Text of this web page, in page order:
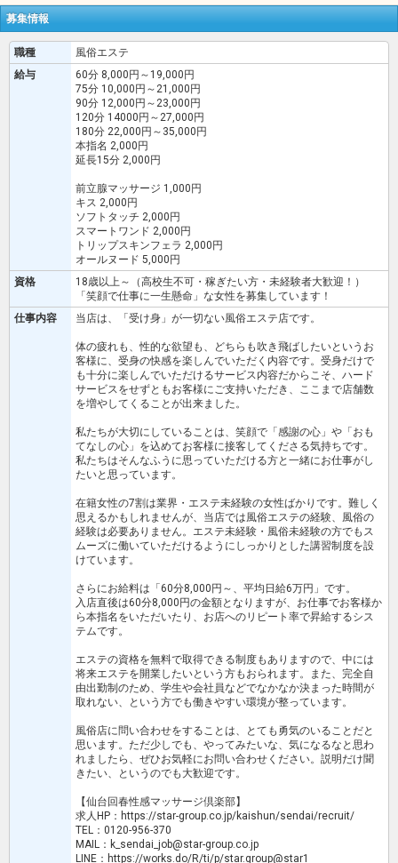
募集情報
職種
風俗エステ
給与
60分 8,000円～19,000円
75分 10,000円～21,000円
90分 12,000円～23,000円
120分 14000円～27,000円
180分 22,000円～35,000円
本指名 2,000円
延長15分 2,000円
前立腺マッサージ 1,000円
キス 2,000円
ソフトタッチ 2,000円
スマートワンド 2,000円
トリップスキンフェラ 2,000円
オールヌード 5,000円
資格
18歳以上～（高校生不可・稼ぎたい方・未経験者大歓迎！）
「笑顔で仕事に⼀⽣懸命」な⼥性を募集しています！
仕事内容
当店は、「受け身」が一切ない風俗エステ店です。
体の疲れも、性的な欲望も、どちらも吹き⾶ばしたいというお
客様に、受身の快感を楽しんでいただく内容です。受身だけで
も⼗分に楽しんでいただけるサービス内容だからこそ、ハード
サービスをせずともお客様にご支持いただき、ここまで店舗数
を増やしてくることが出来ました。
私たちが大切にしていることは、笑顔で「感謝の心」や「おも
てなしの心」を込めてお客様に接客してくださる気持ちです。
私たちはそんなふうに思っていただける方と一緒にお仕事がし
たいと思っています。
在籍女性の7割は業界・エステ未経験の女性ばかりです。難しく
思えるかもしれませんが、当店では風俗エステの経験、風俗の
経験は必要ありません。エステ未経験・風俗未経験の⽅でもス
ムーズに働いていただけるようにしっかりとした講習制度を設
けています。
さらにお給料は「60分8,000円～、平均⽇給6万円」です。
⼊店直後は60分8,000円の⾦額となりますが、お仕事でお客様か
ら本指名をいただいたり、お店へのリピート率で昇給するシス
テムです。
エステの資格を無料で取得できる制度もありますので、中には
将来エステを開業したいという⽅もおられます。また、完全⾃
由出勤制のため、学⽣や会社員などでなかなか決まった時間が
取れない、という⽅でも働きやすい環境が整っています。
⾵俗店に問い合わせをすることは、とても勇気のいることだと
思います。ただ少しでも、やってみたいな、気になるなと思わ
れましたら、ぜひお気軽にお問い合わせください。説明だけ聞
きたい、というのでも⼤歓迎です。
【仙台回春性感マッサージ倶楽部】
求人HP：https://star-group.co.jp/kaishun/sendai/recruit/
TEL：0120-956-370
MAIL：k_sendai_job@star-group.co.jp
LINE：https://works.do/R/ti/p/star.group@star1